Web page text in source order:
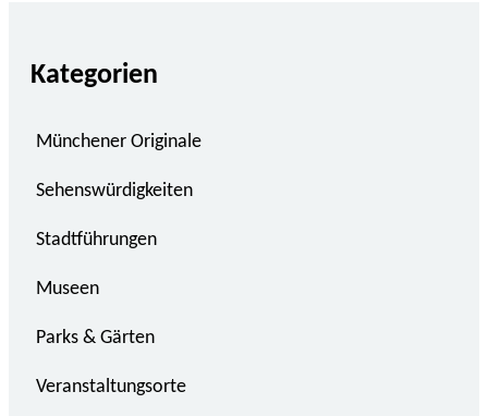
Kategorien
Münchener Originale
Sehenswürdigkeiten
Stadtführungen
Museen
Parks & Gärten
Veranstaltungsorte